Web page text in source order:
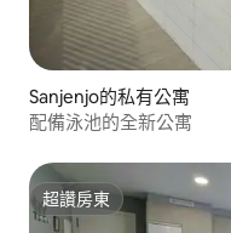
Sanjenjo的私有公寓
配備泳池的全新公寓
超讚房東
超讚房東